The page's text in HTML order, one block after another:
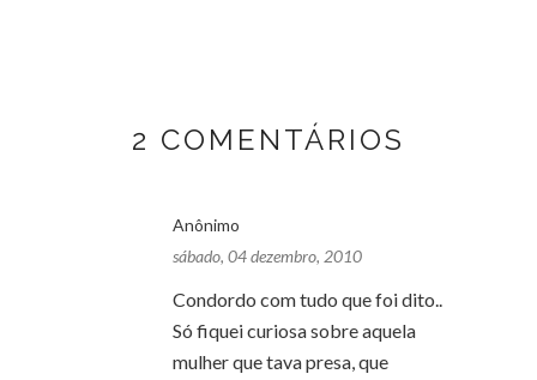
2 COMENTÁRIOS
Anônimo
sábado, 04 dezembro, 2010
Condordo com tudo que foi dito..
Só fiquei curiosa sobre aquela
mulher que tava presa, que